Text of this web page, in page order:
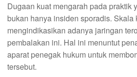
Dugaan kuat mengarah pada praktik
bukan hanya insiden sporadis.
mengindikasikan adanya jaringan
pembalakan ini. Hal ini menuntut
aparat penegak hukum untuk
tersebut.